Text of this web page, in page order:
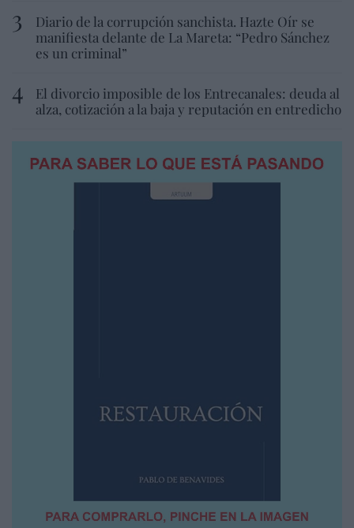
Diario de la corrupción sanchista. Hazte Oír se
manifiesta delante de La Mareta: “Pedro Sánchez
es un criminal”
El divorcio imposible de los Entrecanales: deuda al
alza, cotización a la baja y reputación en entredicho